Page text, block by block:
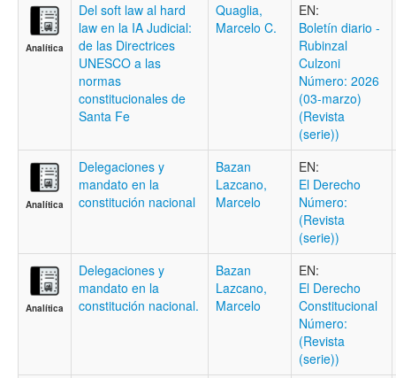
Analítica
Del soft law al hard
law en la IA Judicial:
de las Directrices
UNESCO a las
normas
constitucionales de
Santa Fe
Quaglia,
Marcelo C.
EN:
Boletí­n diario -
Rubinzal
Culzoni
Número: 2026
(03-marzo)
(Revista
(serie))
Analítica
Delegaciones y
mandato en la
constitución nacional
Bazan
Lazcano,
Marcelo
EN:
El Derecho
Número:
(Revista
(serie))
Analítica
Delegaciones y
mandato en la
constitución nacional.
Bazan
Lazcano,
Marcelo
EN:
El Derecho
Constitucional
Número:
(Revista
(serie))